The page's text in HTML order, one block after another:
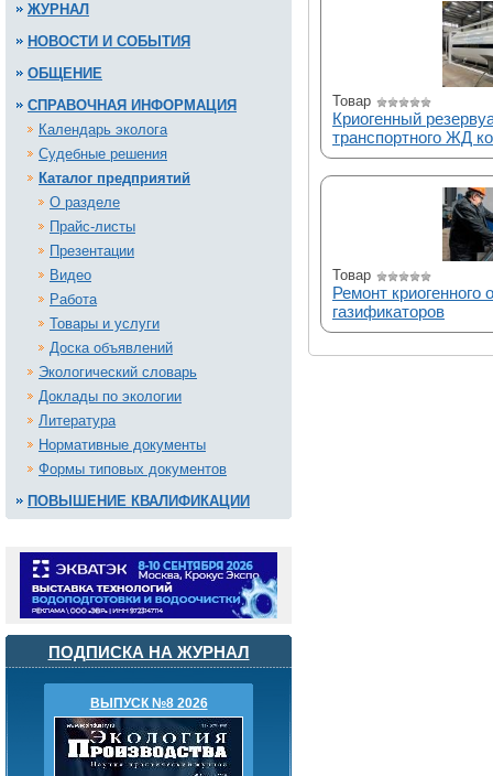
ЖУРНАЛ
НОВОСТИ И СОБЫТИЯ
ОБЩЕНИЕ
СПРАВОЧНАЯ ИНФОРМАЦИЯ
Календарь эколога
Судебные решения
Каталог предприятий
О разделе
Прайс-листы
Презентации
Видео
Работа
Товары и услуги
Доска объявлений
Экологический словарь
Доклады по экологии
Литература
Нормативные документы
Формы типовых документов
ПОВЫШЕНИЕ КВАЛИФИКАЦИИ
ПОДПИСКА НА ЖУРНАЛ
ВЫПУСК №8 2026
Товар
Криогенный
транспортного ЖД
Товар
Ремонт криогенного
газификаторов